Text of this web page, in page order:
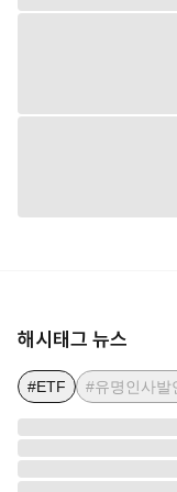
해시태그 뉴스
#ETF #유명인사발